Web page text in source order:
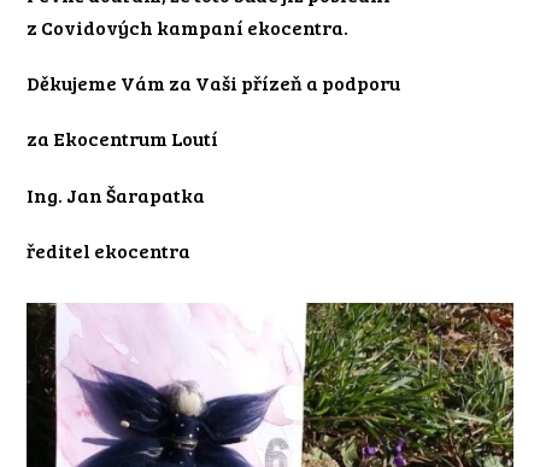
z Covidových kampaní ekocentra.
Děkujeme Vám za Vaši přízeň a podporu
za Ekocentrum Loutí
Ing. Jan Šarapatka
ředitel ekocentra